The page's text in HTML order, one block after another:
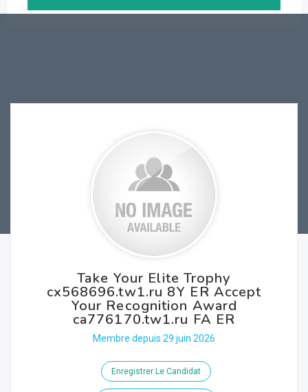
Take Your Elite Trophy
cx568696.tw1.ru 8Y ER Accept
Your Recognition Award
ca776170.tw1.ru FA ER
Membre depuis 29 juin 2026
Enregistrer Le Candidat